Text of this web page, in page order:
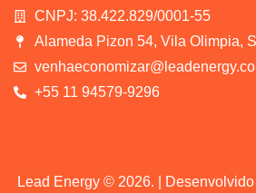
CNPJ: 38.422.829/0001-55
Alameda Pizon 54, Vila Olimpia,
+55 11 94579-9296
Lead Energy © 2026. |